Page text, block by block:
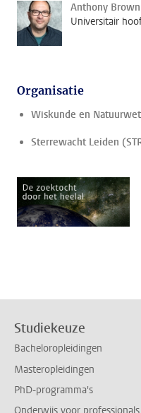
Anthony Brown
Universitair
Organisatie
Wiskunde en
Sterrewacht Leiden
Studiekeuze
Bacheloropleidingen
Masteropleidingen
PhD-programma's